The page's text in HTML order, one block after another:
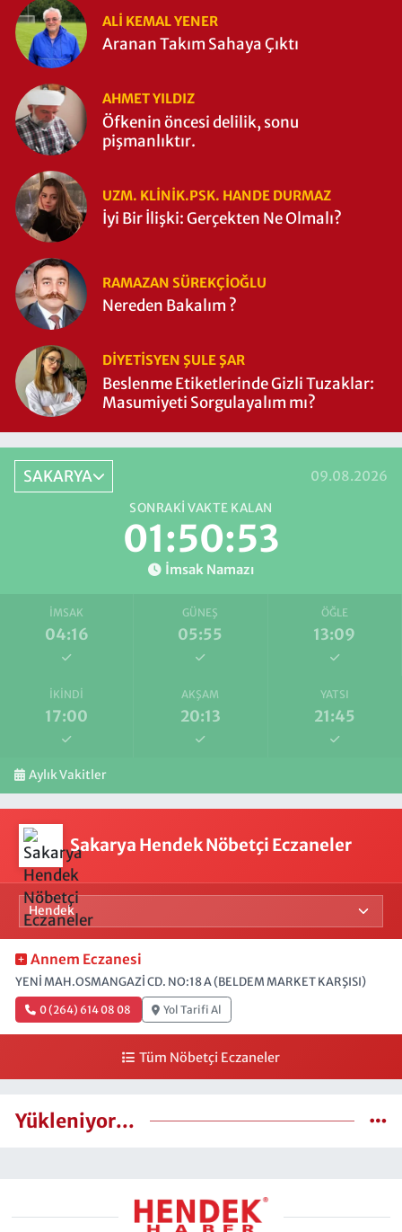
ALI KEMAL YENER
Aranan Takım Sahaya Çıktı
AHMET YILDIZ
Öfkenin öncesi delilik, sonu
pişmanlıktır.
UZM. KLINIK.PSK. HANDE DURMAZ
İyi Bir İlişki: Gerçekten Ne Olmalı?
RAMAZAN SÜREKÇIOĞLU
Nereden Bakalım ?
DIYETISYEN ŞULE ŞAR
Beslenme Etiketlerinde Gizli Tuzaklar:
Masumiyeti Sorgulayalım mı?
SAKARYA 09.08.2026
SONRAKI VAKTE KALAN
01:50:53
İmsak Namazı
İMSAK
04:16
GÜNEŞ
05:55
ÖĞLE
13:09
İKINDI
17:00
AKŞAM
20:13
YATSI
21:45
Aylık Vakitler
Sakarya Hendek Nöbetçi Eczaneler
Annem Eczanesi
YENİ MAH.OSMANGAZİ CD. NO:18 A (BELDEM MARKET KARŞISI)
0 (264) 614 08 08 Yol Tarifi Al
Tüm Nöbetçi Eczaneler
Yükleniyor...